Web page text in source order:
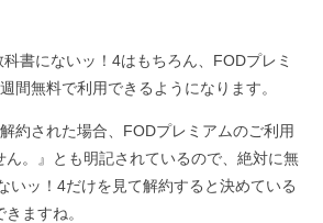
書にないッ！4はもちろん、FODプレミ
間無料で利用できるようになります。
約された場合、FODプレミアムのご利用
ん。』とも明記されているので、絶対に無
いッ！4だけを見て解約すると決めている
ますね。